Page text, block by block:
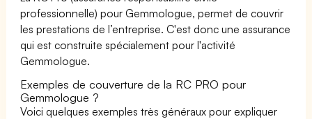
professionnelle) pour Gemmologue, permet de couvrir
les prestations de l’entreprise. C'est donc une assurance
qui est construite spécialement pour l'activité
Gemmologue.
Exemples de couverture de la RC PRO pour
Gemmologue ?
Voici quelques exemples très généraux pour expliquer